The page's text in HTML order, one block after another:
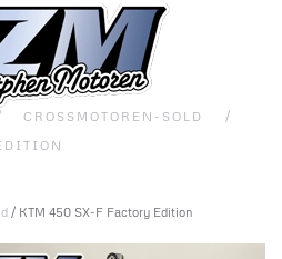
gaan
CROSSMOTOREN-SOLD
/ KTM 450 SX-F Factory Edition